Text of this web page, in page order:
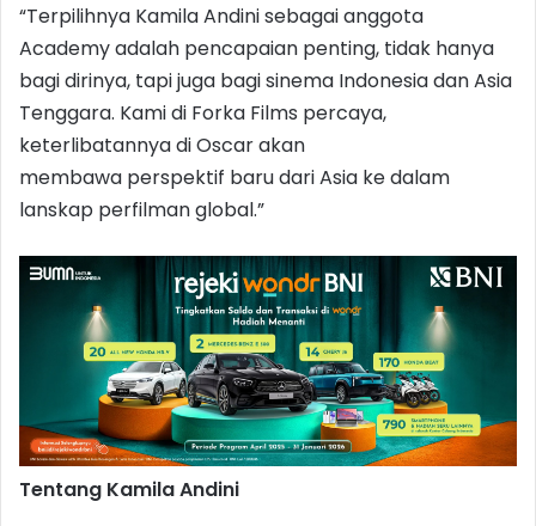
“Terpilihnya Kamila Andini sebagai anggota
Academy adalah pencapaian penting, tidak hanya
bagi dirinya, tapi juga bagi sinema Indonesia dan Asia
Tenggara. Kami di Forka Films percaya,
keterlibatannya di Oscar akan
membawa perspektif baru dari Asia ke dalam
lanskap perfilman global.”
Tentang Kamila Andini